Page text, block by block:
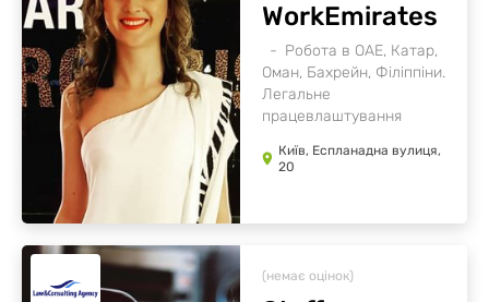
Робота в ОАЕ, Катар,
Оман, Бахрейн, Філіппіни.
Легальне
працевлаштування
WorkEmirates
Київ, Еспланадна вулиця,
20
(немає оцінок)